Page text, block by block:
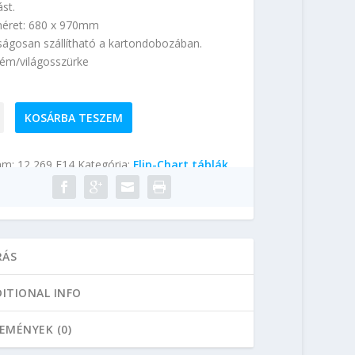
680 x 970mm
szállítható a kartondobozában.
világosszürke
KOSÁRBA TESZEM
12 269 F14 Kategória: Flip-Chart táblák
INFO
(0)